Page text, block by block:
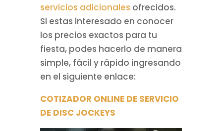
servicios adicionales ofrecidos.
Si estas interesado en conocer
los precios exactos para tu
fiesta, podes hacerlo de manera
simple, fácil y rápido ingresando
en el siguiente enlace:
COTIZADOR ONLINE DE SERVICIO
DE DISC JOCKEYS